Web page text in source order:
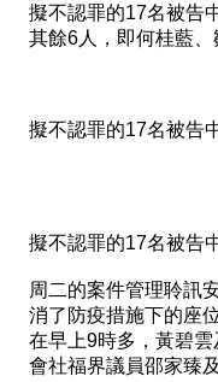
擬不認罪的17名被告
其餘6人，即何桂藍
擬不認罪的17名被告
擬不認罪的17名被告
周二的案件管理聆訊
消了防疫措施下的座
在早上9時多，黃碧
會社福界議員邵家臻